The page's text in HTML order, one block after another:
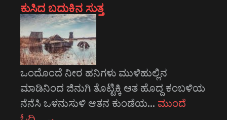
ಕುಸಿದ ಬದುಕಿನ ಸುತ್ತ
ಒಂದೊಂದೆ ನೀರ ಹನಿಗಳು ಮುಳಿಹುಲ್ಲಿನ
ಮಾಡಿನಿಂದ ಜಿನುಗಿ ತೊಟ್ಟಿಕ್ಕಿ ಆತ ಹೊದ್ದ ಕಂಬಳಿಯ
ನೆನೆಸಿ ಒಳನುಸುಳಿ ಆತನ ಕುಂಡೆಯ… ಮುಂದೆ